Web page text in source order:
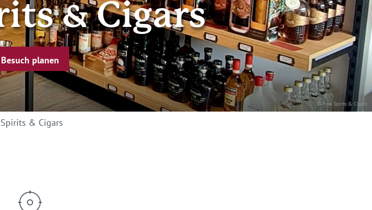
© Fine Spirits & Cigars
& Cigars
Besuch planen
& Cigars